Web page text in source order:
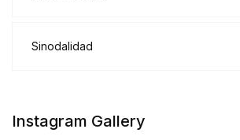
Sinodalidad
Instagram Gallery